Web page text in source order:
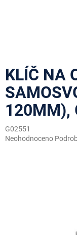
KLÍČ NA
120MM),
G02551
Průměrné
Neohodnoceno